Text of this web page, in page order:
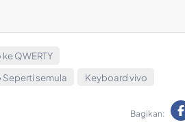
QWERTY
semula
Keyboard vivo
Bagikan: